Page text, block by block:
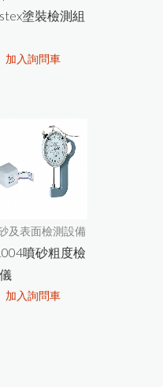
塗裝檢測組
加入詢問車
及表面檢測設備
噴砂粗度檢
加入詢問車